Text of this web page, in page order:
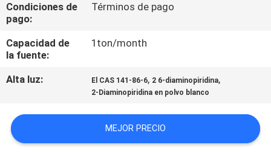
NOTICIAS
CASOS
DEL
SITIO
Condiciones de
pago:
Términos de pago
Capacidad de
la fuente:
1ton/month
Alta luz: El CAS 141-86-6, 2 6-diaminopiridina,
2-Diaminopiridina en polvo blanco
MEJOR PRECIO